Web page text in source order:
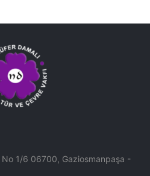
1/6 06700, Gaziosmanpaşa -